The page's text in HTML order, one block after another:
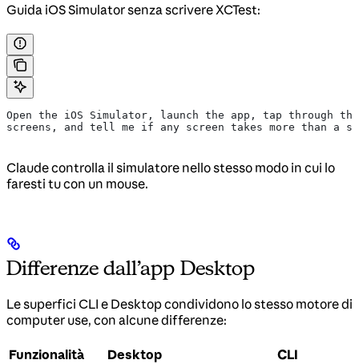
Guida iOS Simulator senza scrivere XCTest:
Open the iOS Simulator, launch the app, tap through
screens, and tell me if any screen takes more than a
Claude controlla il simulatore nello stesso modo in cui lo
faresti tu con un mouse.
Differenze dall’app Desktop
Le superfici CLI e Desktop condividono lo stesso motore di
computer use, con alcune differenze:
Funzionalità Desktop
CLI